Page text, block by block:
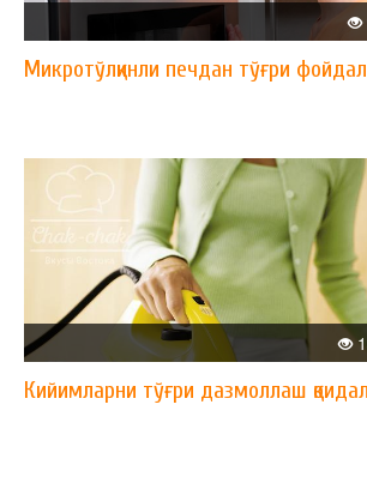
Микротўлқинли печдан тўғри
Кийимларни тўғри дазмоллаш